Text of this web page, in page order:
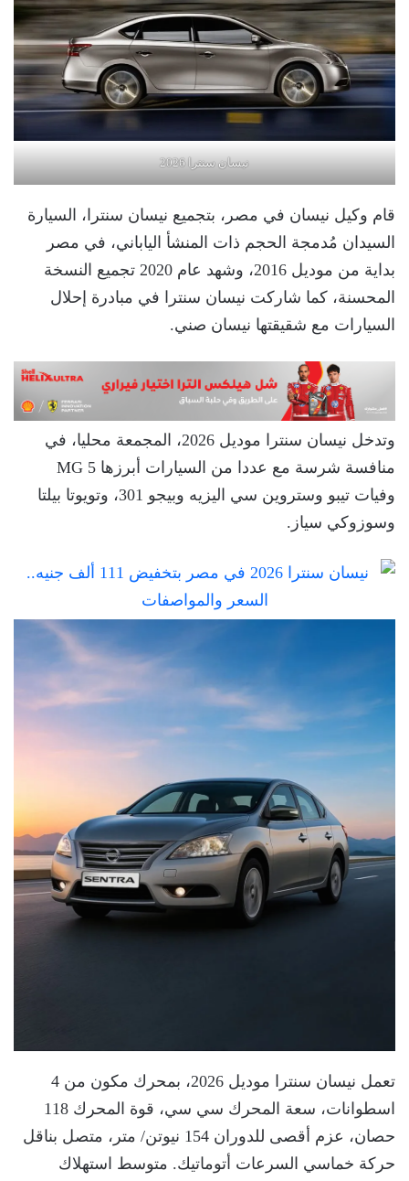
نيسان سنترا 2026
قام وكيل نيسان في مصر، بتجميع نيسان سنترا، السيارة
السيدان مُدمجة الحجم ذات المنشأ الياباني، في مصر
بداية من موديل 2016، وشهد عام 2020 تجميع النسخة
المحسنة، كما شاركت نيسان سنترا في مبادرة إحلال
السيارات مع شقيقتها نيسان صني.
وتدخل نيسان سنترا موديل 2026، المجمعة محليا، في
منافسة شرسة مع عددا من السيارات أبرزها MG 5
وفيات تيبو وستروين سي اليزيه وبيجو 301، وتويوتا بيلتا
وسوزوكي سياز.
تعمل نيسان سنترا موديل 2026، بمحرك مكون من 4
اسطوانات، سعة المحرك سي سي، قوة المحرك 118
حصان، عزم أقصى للدوران 154 نيوتن/ متر، متصل بناقل
حركة خماسي السرعات أتوماتيك. متوسط استهلاك